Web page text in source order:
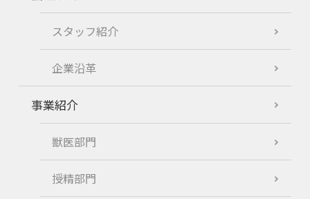
スタッフ紹介
企業沿革
事業紹介
獣医部門
授精部門